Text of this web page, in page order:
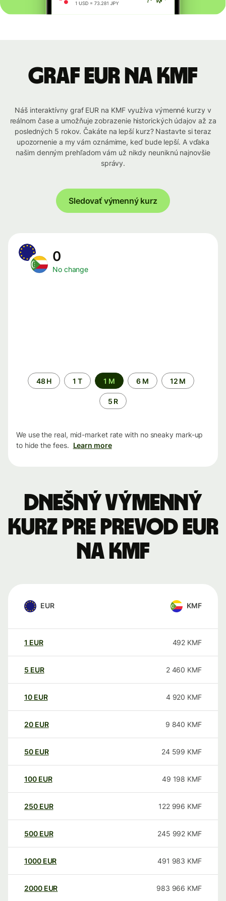
graf EUR na KMF
Náš interaktívny graf EUR na KMF využíva výmenné kurzy v
reálnom čase a umožňuje zobrazenie historických údajov až za
posledných 5 rokov. Čakáte na lepší kurz? Nastavte si teraz
upozornenie a my vám oznámime, keď bude lepší. A vďaka
našim denným prehľadom vám už nikdy neuniknú najnovšie
správy.
Sledovať výmenný kurz
0
No change
Time
period
48 H 1 T 1 M 6 M 12 M
5 R
We use the real, mid-market rate with no sneaky mark-up
to hide the fees. Learn more
Dnešný výmenný
kurz pre prevod EUR
na KMF
EUR KMF
1 EUR 492 KMF
5 EUR 2 460 KMF
10 EUR 4 920 KMF
20 EUR 9 840 KMF
50 EUR 24 599 KMF
100 EUR 49 198 KMF
250 EUR 122 996 KMF
500 EUR 245 992 KMF
1000 EUR 491 983 KMF
2000 EUR 983 966 KMF